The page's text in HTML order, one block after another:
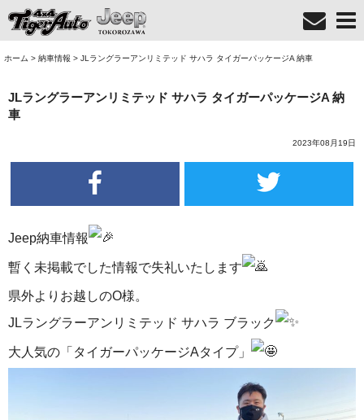
ホーム > 納車情報 > JLラングラーアンリミテッド サハラ タイガーパッケージA 納車
JLラングラーアンリミテッド サハラ タイガーパッケージA 納
車
2023年08月19日
Jeep納車情報
暫く未掲載でした情報で失礼いたします
県外よりお越しのO様。
JLラングラーアンリミテッド サハラ ブラック
大人気の「タイガーパッケージAタイプ」